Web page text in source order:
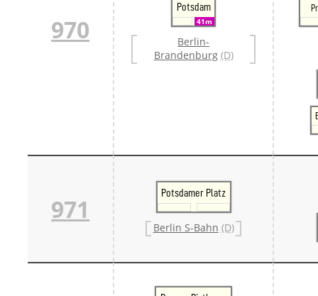
970
Potsdam
41m
Berlin-
Brandenburg (D)
971
Potsdamer Platz
Berlin S-Bahn (D)